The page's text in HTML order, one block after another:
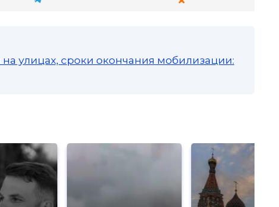
улицах, сроки окончания мобилизации: